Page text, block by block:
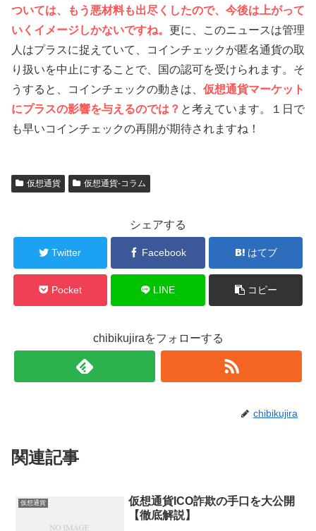
ついては、もう悪材料も出尽くしたので、今後は上がって
いくイメージしかないですね。 更に、このニュースは管理
人はプラスに捉えていて、コインチェックが匿名通貨の取
り扱いを中止にすることで、国の認可を受けられます。そ
うすると、コインチェックの動きは、 仮想通貨マーケット
にプラスの影響を与えるのでは？ と考えています。１日で
も早いコインチェックの再開が期待されますね！
仮想通貨 仮想通貨-コラム
シェアする
Twitter Facebook はてブ
Pocket LINE コピー
chibikujiraをフォローする
chibikujira
関連記事
仮想通貨
仮想通貨ICO詐欺の手口を大公開
【徹底解説】